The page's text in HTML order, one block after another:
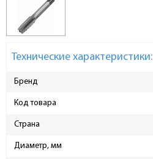
Технические характеристики:
Бренд
Код товара
Страна
Диаметр, мм